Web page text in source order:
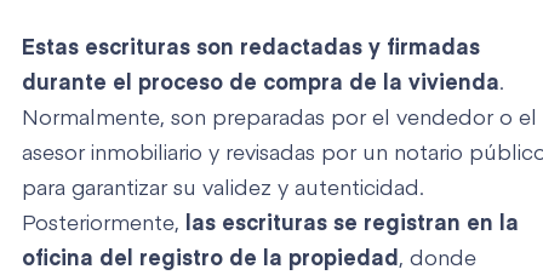
Estas escrituras son redactadas y firmadas
durante el proceso de compra de la vivienda.
Normalmente, son preparadas por el vendedor o el
asesor inmobiliario y revisadas por un notario
para garantizar su validez y autenticidad.
Posteriormente,
las escrituras se registran en la
oficina del registro de la propiedad , donde